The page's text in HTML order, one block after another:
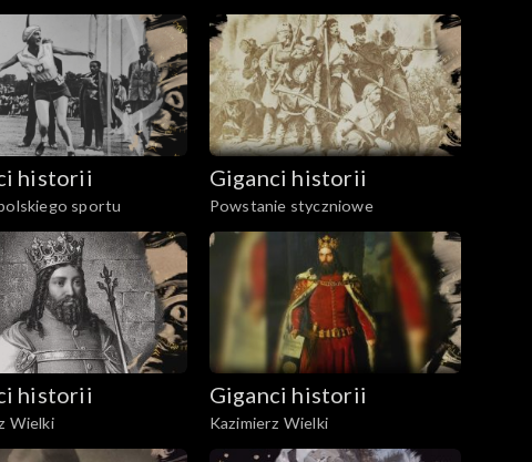
historii
sportu
Giganci historii
Powstanie styczniowe
historii
Wielki
Giganci historii
Kazimierz Wielki